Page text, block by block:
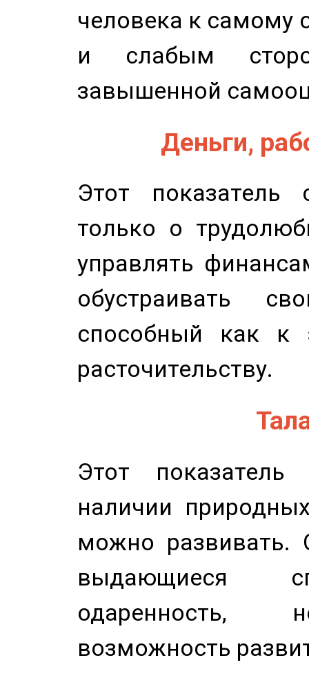
человека к самому
и слабым
завышенной
Деньги,
Этот показатель
только о
управлять
обустраивать
способный как к
расточительству.
Этот показатель
наличии
можно развивать.
выдающиеся
одаренность,
возможность